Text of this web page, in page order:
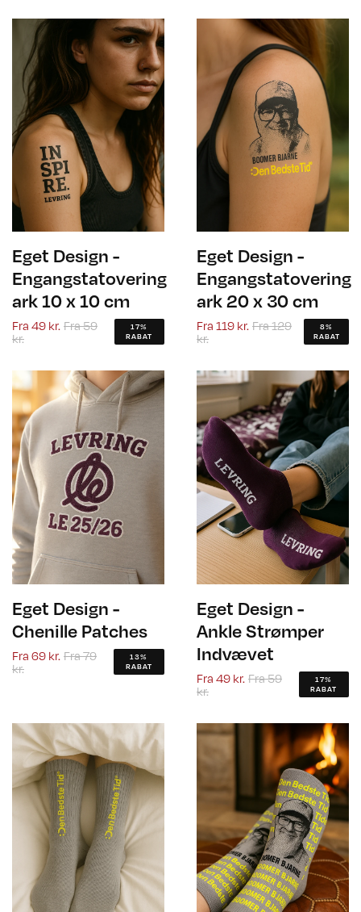
Eget Design -
Engangstatovering
ark 10 x 10 cm
Fra 49 kr. Fra59
kr.
17%
RABAT
Eget Design -
Engangstatovering
ark 20 x 30 cm
Fra 119 kr. Fra129
kr.
8%
RABAT
Eget Design -
Chenille Patches
Fra 69 kr. Fra79
kr.
13%
RABAT
Eget Design -
Ankle Strømper
Indvævet
Fra 49 kr. Fra59
kr.
17%
RABAT